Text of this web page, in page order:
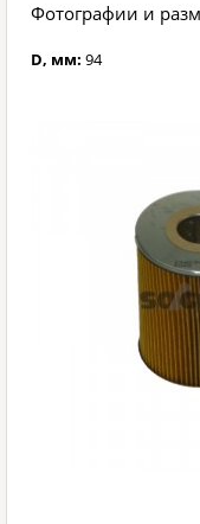
Фотографии и
D, мм: 94